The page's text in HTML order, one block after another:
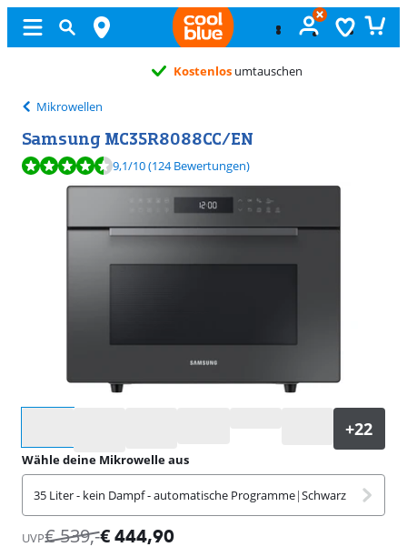
Kostenlosumtauschen
Mikrowellen
Samsung MC35R8088CC/EN
Bewertet mit 9,1 von 10, basierend auf 124 Bewertungen.
9,1/10(124 Bewertungen)
Wähle deine Mikrowelle aus
35 Liter - kein Dampf - automatische Programme|Schwarz
UVP€539,-€ 444,90